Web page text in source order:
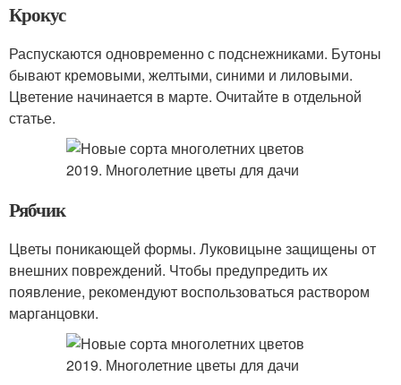
Крокус
Распускаются одновременно с подснежниками. Бутоны
бывают кремовыми, желтыми, синими и лиловыми.
Цветение начинается в марте. Очитайте в отдельной
статье.
Рябчик
Цветы поникающей формы. Луковицыне защищены от
внешних повреждений. Чтобы предупредить их
появление, рекомендуют воспользоваться раствором
марганцовки.